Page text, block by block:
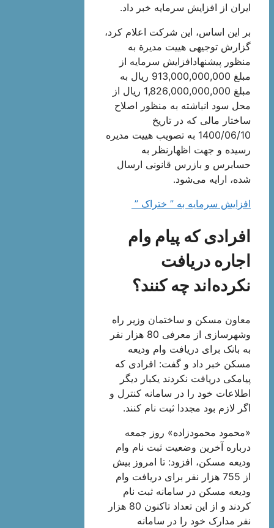
ایران از افزایش سرمایه خبر داد.
بر این اساس، این شرکت اعلام کرد،
گزارش توجیهی هیيت مدیرة به
منظور پیشنهادافزایش سرمایه از
مبلغ 913,000,000,000 ریال به
مبلغ 1,826,000,000,000 ریال از
محل سود انباشته به منظور اصلاح
ساختار مالی که در تاریخ
1400/06/10 به تصویب هیيت مدیره
رسیده و جهت اظهارنظر به
حسابرس و بازرس قانونی ارسال
شده، ارايه می‌شود.
افزایش سرمایه به ” ختراک ”
افرادی که پیام وام
اجاره دریافت
نکرده‌اند چه کنند؟
معاون مسکن و ساختمان وزیر راه
وشهرسازی از معرفی 80 هزار نفر
به بانک برای دریافت وام ودیعه
مسکن خبر داد و گفت: افرادی که
پیامکی دریافت نکردند یکبار دیگر
اطلاعات خود را در سامانه کنترل و
اگر لازم بود مجددا ثبت نام کنند.
«محمود محمودزاده» روز جمعه
درباره آخرین وضعیت ثبت نام وام
ودیعه مسکن، افزود: تا امروز بیش
از 755 هزار نفر برای دریافت وام
ودیعه مسکن در سامانه ثبت نام
کردند و از این تعداد تاکنون 80 هزار
نفر مدارک خود را در سامانه